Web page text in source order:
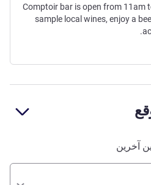
Comptoir bar is open from 11am
sample local wines, enjoy a
آخرين